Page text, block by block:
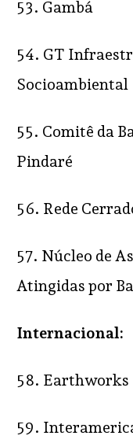
53. Gambá
54. GT
Socioambiental
55. Comitê da
Pindaré
56. Rede
57. Núcleo de
Atingidas por
Internacional:
58. Earthworks
59.